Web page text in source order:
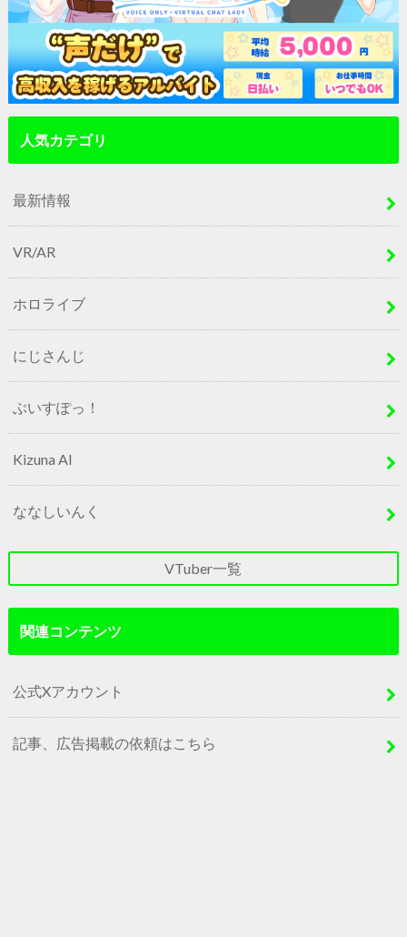
人気カテゴリ
最新情報
VR/AR
ホロライブ
にじさんじ
ぶいすぽっ！
Kizuna AI
ななしいんく
VTuber一覧
関連コンテンツ
公式Xアカウント
記事、広告掲載の依頼はこちら